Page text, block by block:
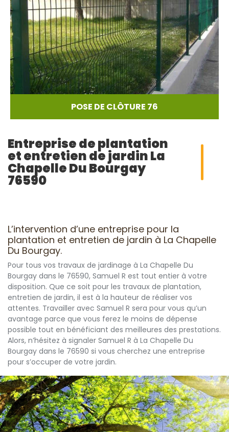
POSE DE CLÔTURE 76
Entreprise de plantation
et entretien de jardin La
Chapelle Du Bourgay
76590
L’intervention d’une entreprise pour la
plantation et entretien de jardin à La Chapelle
Du Bourgay.
Pour tous vos travaux de jardinage à La Chapelle Du
Bourgay dans le 76590, Samuel R est tout entier à votre
disposition. Que ce soit pour les travaux de plantation,
entretien de jardin, il est à la hauteur de réaliser vos
attentes. Travailler avec Samuel R sera pour vous qu’un
avantage parce que vous ferez le moins de dépense
possible tout en bénéficiant des meilleures des prestations.
Alors, n’hésitez à signaler Samuel R à La Chapelle Du
Bourgay dans le 76590 si vous cherchez une entreprise
pour s’occuper de votre jardin.